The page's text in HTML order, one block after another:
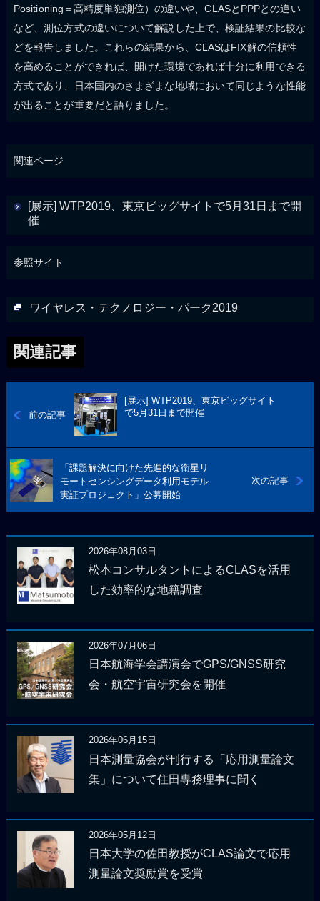
Positioning＝高精度単独測位）の違いや、CLASとPPPとの違い
など、測位方式の違いについて解説した上で、検証結果の比較な
どを報告しました。これらの結果から、CLASはFIX解の信頼性
を高めることができれば、開けた環境であれば十分に利用できる
方式であり、日本国内のさまざまな地域において同じような性能
が出ることが重要だと語りました。
関連ページ
[展示] WTP2019、東京ビッグサイトで5月31日まで開
催
参照サイト
ワイヤレス・テクノロジー・パーク2019
関連記事
前の記事
[展示] WTP2019、東京ビッグサイト
で5月31日まで開催
次の記事
「課題解決に向けた先進的な衛星リ
モートセンシングデータ利用モデル
実証プロジェクト」公募開始
2026年08月03日
松本コンサルタントによるCLASを活用
した効率的な地籍調査
2026年07月06日
日本航海学会講演会でGPS/GNSS研究
会・航空宇宙研究会を開催
2026年06月15日
日本測量協会が刊行する「応用測量論文
集」について住田専務理事に聞く
2026年05月12日
日本大学の佐田教授がCLAS論文で応用
測量論文奨励賞を受賞